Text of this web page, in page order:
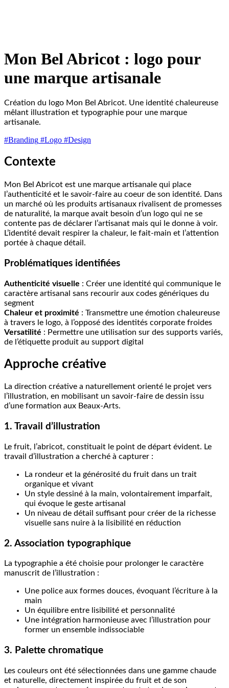
Mon Bel Abricot : logo pour
une marque artisanale
Création du logo Mon Bel Abricot. Une identité chaleureuse
mêlant illustration et typographie pour une marque
artisanale.
#Branding #Logo #Design
Contexte
Mon Bel Abricot est une marque artisanale qui place
l’authenticité et le savoir-faire au coeur de son identité. Dans
un marché où les produits artisanaux rivalisent de promesses
de naturalité, la marque avait besoin d’un logo qui ne se
contente pas de déclarer l’artisanat mais qui le donne à voir.
L’identité devait respirer la chaleur, le fait-main et l’attention
portée à chaque détail.
Problématiques identifiées
Authenticité visuelle : Créer une identité qui communique le
caractère artisanal sans recourir aux codes génériques du
segment
Chaleur et proximité : Transmettre une émotion chaleureuse
à travers le logo, à l’opposé des identités corporate froides
Versatilité : Permettre une utilisation sur des supports variés,
de l’étiquette produit au support digital
Approche créative
La direction créative a naturellement orienté le projet vers
l’illustration, en mobilisant un savoir-faire de dessin issu
d’une formation aux Beaux-Arts.
1. Travail d’illustration
Le fruit, l’abricot, constituait le point de départ évident. Le
travail d’illustration a cherché à capturer :
La rondeur et la générosité du fruit dans un trait
organique et vivant
Un style dessiné à la main, volontairement imparfait,
qui évoque le geste artisanal
Un niveau de détail suffisant pour créer de la richesse
visuelle sans nuire à la lisibilité en réduction
2. Association typographique
La typographie a été choisie pour prolonger le caractère
manuscrit de l’illustration :
Une police aux formes douces, évoquant l’écriture à la
main
Un équilibre entre lisibilité et personnalité
Une intégration harmonieuse avec l’illustration pour
former un ensemble indissociable
3. Palette chromatique
Les couleurs ont été sélectionnées dans une gamme chaude
et naturelle, directement inspirée du fruit et de son